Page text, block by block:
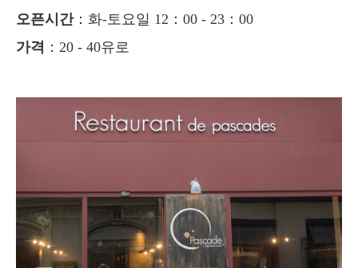
오픈시간：화-토요일 12：00 ‐ 23：00
가격 ：20 ‐ 40유로